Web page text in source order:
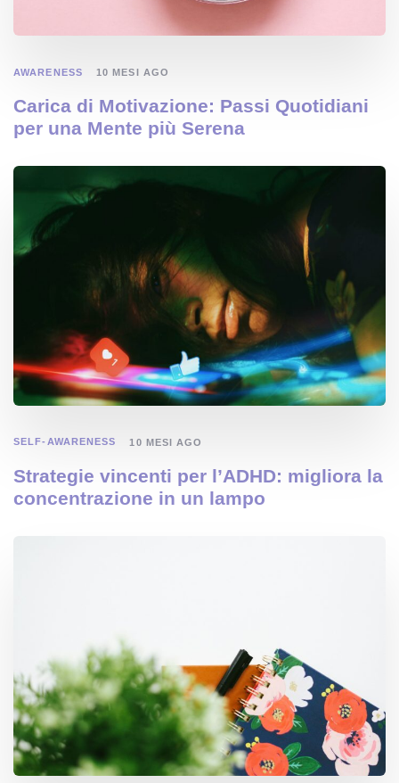
AWARENESS 10 MESI AGO
Carica di Motivazione: Passi Quotidiani
per una Mente più Serena
SELF-AWARENESS 10 MESI AGO
Strategie vincenti per l’ADHD: migliora la
concentrazione in un lampo